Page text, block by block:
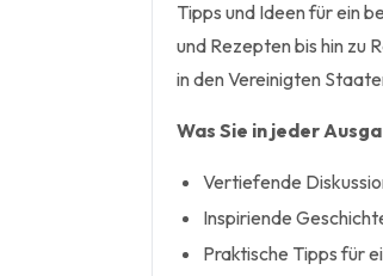
Tipps und Ideen für ein
und Rezepten bis hin zu
in den Vereinigten
Was Sie in jeder
Vertiefende
Inspiriende
Praktische Tipps für